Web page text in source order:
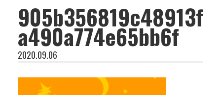
905b356819c48913f
a490a774e65bb6f
2020.09.06